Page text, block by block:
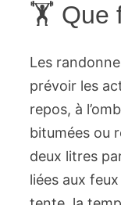
🏋 Que
Les
prévoir les
repos, à
bitumées ou
deux litres
liées aux